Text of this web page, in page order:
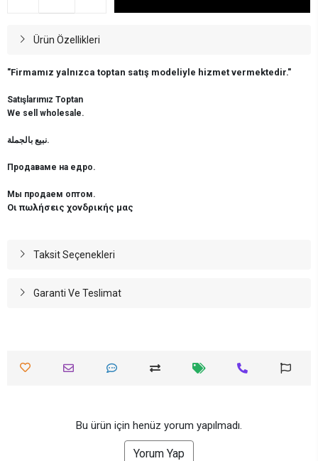
Ürün Özellikleri
"Firmamız yalnızca toptan satış modeliyle hizmet vermektedir."
Satışlarımız Toptan
We sell wholesale.
نبيع بالجملة.
Продаваме на едро.
Мы продаем оптом.
Οι πωλήσεις χονδρικής μας
Taksit Seçenekleri
Garanti Ve Teslimat
Bu ürün için henüz yorum yapılmadı.
Yorum Yap